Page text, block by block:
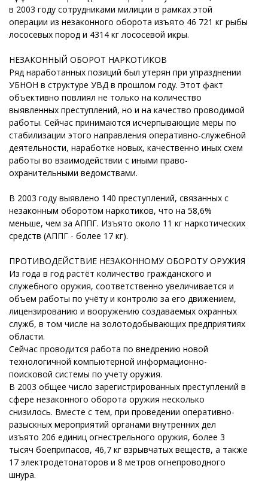
в 2003 году сотрудниками милиции в рамках этой
операции из незаконного оборота изъято 46 721 кг рыбы
лососевых пород и 4314 кг лососевой икры.
НЕЗАКОННЫЙ ОБОРОТ НАРКОТИКОВ
Ряд наработанных позиций был утерян при упразднении
УБНОН в структуре УВД в прошлом году. Этот факт
объективно повлиял не только на количество
выявленных преступлений, но и на качество проводимой
работы. Сейчас принимаются исчерпывающие меры по
стабилизации этого направления оперативно-служебной
деятельности, наработке новых, качественно иных схем
работы во взаимодействии с иными право-
охранительными ведомствами.
В 2003 году выявлено 140 преступлений, связанных с
незаконным оборотом наркотиков, что на 58,6%
меньше, чем за АППГ. Изъято около 11 кг наркотических
средств (АППГ - более 17 кг).
ПРОТИВОДЕЙСТВИЕ НЕЗАКОННОМУ ОБОРОТУ ОРУЖИЯ
Из года в год растёт количество гражданского и
служебного оружия, соответственно увеличивается и
объем работы по учёту и контролю за его движением,
лицензированию и вооружению создаваемых охранных
служб, в том числе на золотодобывающих предприятиях
области.
Сейчас проводится работа по внедрению новой
технологичной компьютерной информационно-
поисковой системы по учету оружия.
В 2003 общее число зарегистрированных преступлений в
сфере незаконного оборота оружия несколько
снизилось. Вместе с тем, при проведении оперативно-
разыскных мероприятий органами внутренних дел
изъято 206 единиц огнестрельного оружия, более 3
тысяч боеприпасов, 46,7 кг взрывчатых веществ, а также
17 электродетонаторов и 8 метров огнепроводного
шнура.